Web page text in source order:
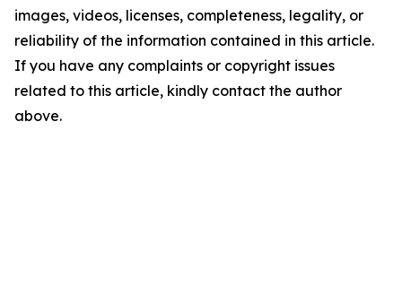
images, videos, licenses, completeness, legality, or
reliability of the information contained in this article.
If you have any complaints or copyright issues
related to this article, kindly contact the author
above.